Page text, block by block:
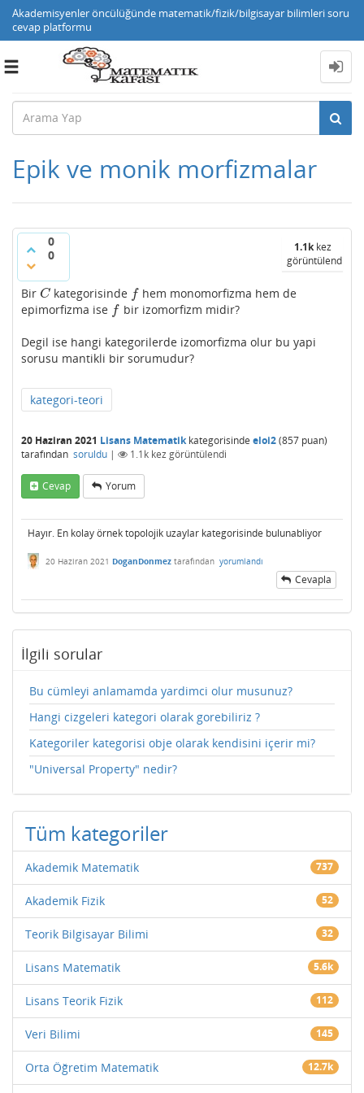
Akademisyenler öncülüğünde matematik/fizik/bilgisayar bilimleri soru
cevap platformu
Toggle
Epik ve monik morfizmalar
0
0
1.1kkez
görüntülendi
Bir C
C kategorisinde f
f hem monomorfizma hem de
epimorfizma ise f
f bir izomorfizm midir?
Degil ise hangi kategorilerde izomorfizma olur bu yapi
sorusu mantikli bir sorumudur?
kategori-teori
20 Haziran 2021 Lisans Matematikkategorisinde eloi2(857 puan)
tarafından soruldu | 1.1k kez görüntülendi
Cevap Yorum
Hayır. En kolay örnek topolojik uzaylar kategorisinde bulunabliyor
20 Haziran 2021 DoganDonmez tarafından yorumlandı
Cevapla
İlgili sorular
Bu cümleyi anlamamda yardimci olur musunuz?
Hangi cizgeleri kategori olarak gorebiliriz ?
Kategoriler kategorisi obje olarak kendisini içerir mi?
"Universal Property" nedir?
Tüm kategoriler
Akademik Matematik 737
Akademik Fizik 52
Teorik Bilgisayar Bilimi 32
Lisans Matematik 5.6k
Lisans Teorik Fizik 112
Veri Bilimi 145
Orta Öğretim Matematik 12.7k